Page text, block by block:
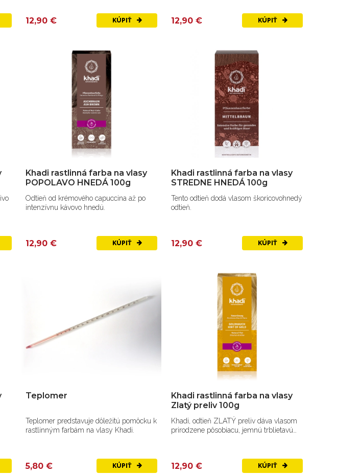
12,90 € KÚPIŤ 12,90 € KÚPIŤ
Khadi rastlinná farba na vlasy
POPOLAVO HNEDÁ 100g
Odtieň od krémového capuccina až po
intenzívnu kávovo hnedú.
12,90 € KÚPIŤ
Khadi rastlinná farba na vlasy
STREDNE HNEDÁ 100g
Tento odtieň dodá vlasom škoricovohnedý
odtieň.
12,90 € KÚPIŤ
Teplomer
Teplomer predstavuje dôležitú pomôcku k
rastlinným farbám na vlasy Khadi.
5,80 € KÚPIŤ
Khadi rastlinná farba na vlasy
Zlatý preliv 100g
Khadi, odtieň ZLATÝ preliv dáva vlasom
prirodzene pôsobiacu, jemnú trblietavú
12,90 € KÚPIŤ